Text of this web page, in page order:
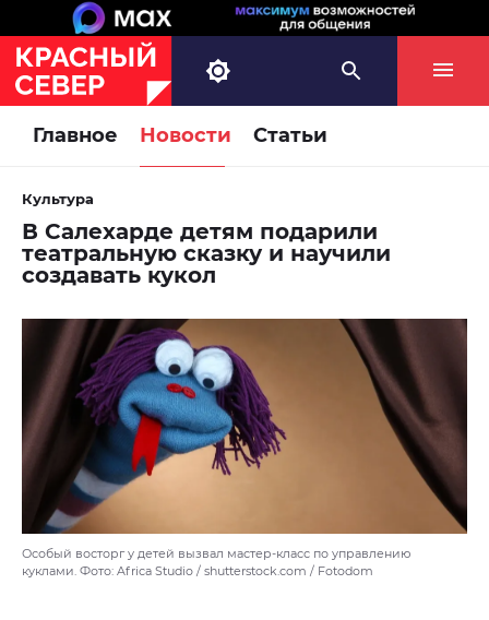
Главное Новости Статьи
Культура
В Салехарде детям подарили
театральную сказку и научили
создавать кукол
Особый восторг у детей вызвал мастер-класс по управлению
куклами. Фото: Africa Studio / shutterstock.com / Fotodom